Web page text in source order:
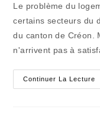
publication :
Le problème du
certains secteurs du
du canton de Créon.
n'arrivent pas à
Continuer La Lecture
–